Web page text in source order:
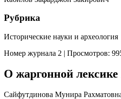
Рубрика
Исторические науки и археология
Номер журнала 2 | Просмотров:
О жаргонной лексике
Сайфутдинова Мунира